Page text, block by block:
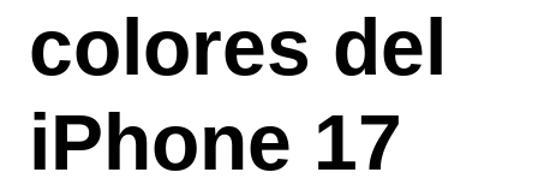
colores del
iPhone 17